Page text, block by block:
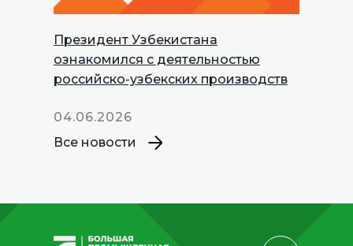
Президент Узбекистана
ознакомился с деятельностью
российско-узбекских производств
04.06.2026
Все новости
INNOPROM
Talks